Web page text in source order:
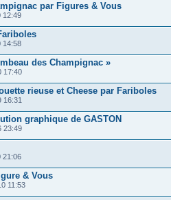
par Figures & Vous
12:49
14:58
des Champignac »
17:40
rieuse et Cheese par Fariboles
16:31
graphique de GASTON
23:49
21:06
& Vous
11:53